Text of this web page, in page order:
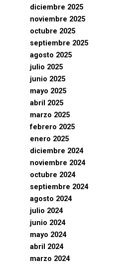
diciembre 2025
noviembre 2025
octubre 2025
septiembre 2025
agosto 2025
julio 2025
junio 2025
mayo 2025
abril 2025
marzo 2025
febrero 2025
enero 2025
diciembre 2024
noviembre 2024
octubre 2024
septiembre 2024
agosto 2024
julio 2024
junio 2024
mayo 2024
abril 2024
marzo 2024